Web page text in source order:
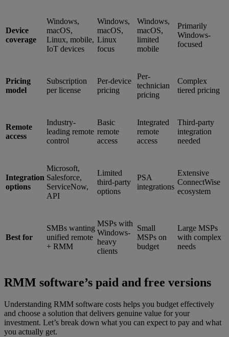
Device
coverage
Windows,
macOS,
Linux, mobile,
IoT devices
Windows,
macOS,
Linux
focus
Windows,
macOS,
limited
mobile
Primarily
Windows-
focused
Pricing
model
Subscription
per license
Per-device
pricing
Per-
technician
pricing
Complex
tiered pricing
Remote
access
Industry-
leading remote
control
Basic
remote
access
Integrated
remote
access
Third-party
integration
needed
Integration
options
Microsoft,
Salesforce,
ServiceNow,
API
Limited
third-party
options
PSA
integrations
Extensive
ConnectWise
ecosystem
Best for
SMBs wanting
unified remote
+ RMM
MSPs with
Windows-
heavy
clients
Small
MSPs on
budget
Large MSPs
with complex
needs
RMM software’s paid and free versions
Understanding RMM software costs helps you budget effectively
and choose a solution that delivers genuine value for your
investment. Let’s break down what you can expect to pay and what
you actually get.